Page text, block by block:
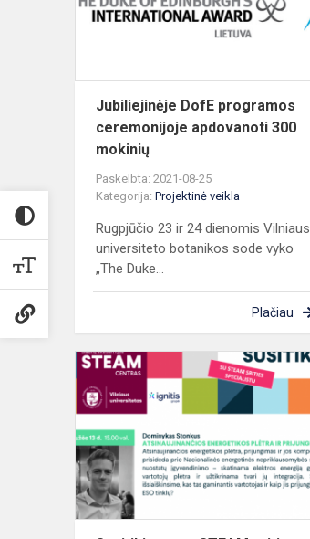
Jubiliejinėje DofE programos
ceremonijoje apdovanoti 300
mokinių
Paskelbta: 2021-08-25
Kategorija: Projektinė veikla
Rugpjūčio 23 ir 24 dienomis Vilniaus
universiteto botanikos sode vyko
„The Duke...
Plačiau